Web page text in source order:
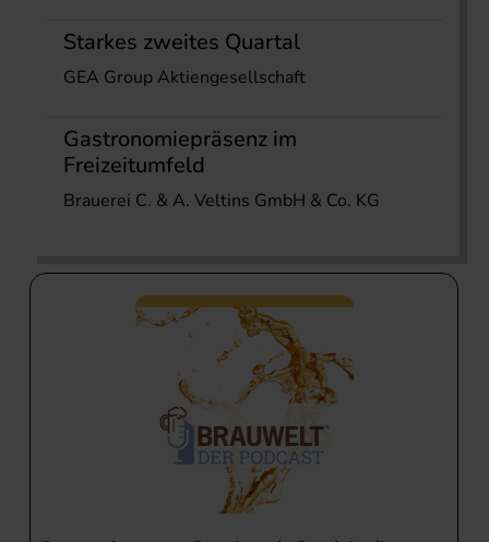
Starkes zweites Quartal
GEA Group Aktiengesellschaft
Gastronomiepräsenz im
Freizeitumfeld
Brauerei C. & A. Veltins GmbH & Co. KG